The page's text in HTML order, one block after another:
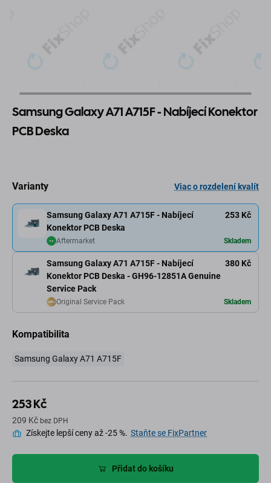
Samsung Galaxy A71 A715F - Nabíjecí Konektor
PCB Deska
Varianty Viac o rozdelení kvalít
Samsung Galaxy A71 A715F - Nabíjecí
Konektor PCB Deska - GH96-12851A Genuine
Service Pack
380 Kč
Original Service Pack Skladem
Samsung Galaxy A71 A715F - Nabíjecí
Konektor PCB Deska
253 Kč
Aftermarket Skladem
Kompatibilita
Samsung Galaxy A71 A715F
253 Kč
209 Kč bez DPH
Získejte lepší ceny až -25 %. Staňte se FixPartner
Přidat do košíku